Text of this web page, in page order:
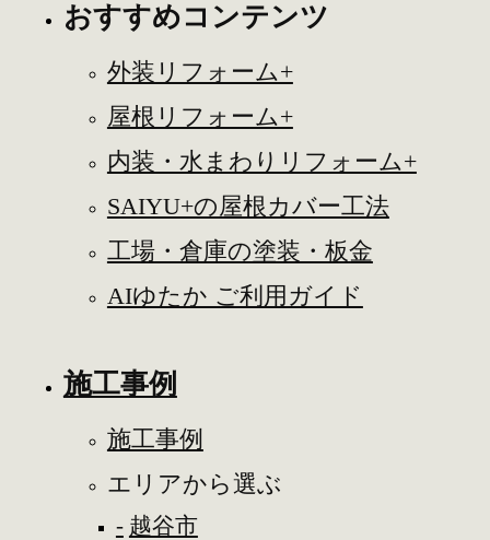
おすすめコンテンツ
外装リフォーム+
屋根リフォーム+
内装・水まわりリフォーム+
SAIYU+の屋根カバー工法
工場・倉庫の塗装・板金
AIゆたか ご利用ガイド
施工事例
施工事例
エリアから選ぶ
越谷市